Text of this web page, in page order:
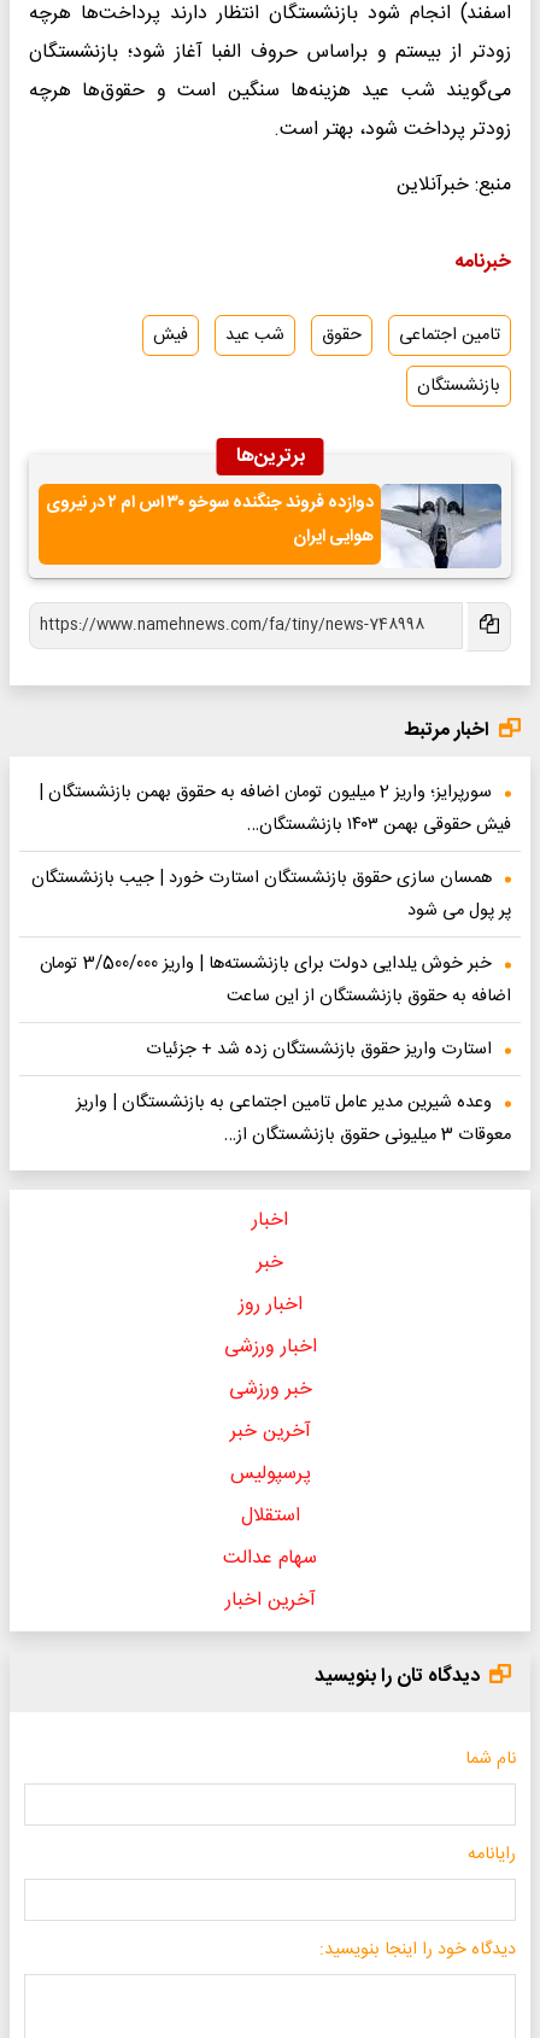
اسفند) انجام شود بازنشستگان انتظار دارند پرداخت‌ها هرچه
زودتر از بیستم و براساس حروف الفبا آغاز شود؛ بازنشستگان
می‌گویند شب عید هزینه‌ها سنگین است و حقوق‌ها هرچه
زودتر پرداخت شود، بهتر است.
منبع: خبرآنلاین
خبرنامه
تامین اجتماعی حقوق شب عید
فیش
بازنشستگان
برترین‌ها
دوازده فروند جنگنده سوخو ۳۰ اس ام ۲ در نیروی
هوایی ایران
اخبار مرتبط
سورپرایز؛ واریز 2 میلیون تومان اضافه به حقوق بهمن بازنشستگان |
فیش حقوقی بهمن ۱۴۰۳ بازنشستگان…
همسان سازی حقوق بازنشستگان استارت خورد | جیب بازنشستگان
پر پول می شود
خبر خوش یلدایی دولت برای بازنشسته‌ها | واریز 3/500/000 تومان
اضافه به حقوق بازنشستگان از این ساعت
استارت واریز حقوق بازنشستگان زده شد + جزئیات
وعده شیرین مدیر عامل تامین اجتماعی به بازنشستگان | واریز
معوقات 3 میلیونی حقوق بازنشستگان از…
اخبار
خبر
اخبار روز
اخبار ورزشی
خبر ورزشی
آخرین خبر
پرسپولیس
استقلال
سهام عدالت
آخرین اخبار
دیدگاه تان را بنویسید
نام شما
رایانامه
دیدگاه خود را اینجا بنویسید: